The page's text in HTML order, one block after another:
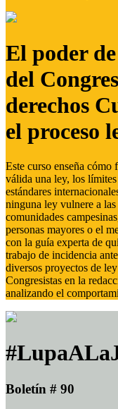
El poder
del
derechos
el proceso
Este curso enseña cómo
válida una ley, los
estándares
ninguna ley vulnere a
comunidades
personas mayores o el
con la guía experta de
trabajo de incidencia
diversos proyectos de
Congresistas en la
analizando el
Boletín # 90